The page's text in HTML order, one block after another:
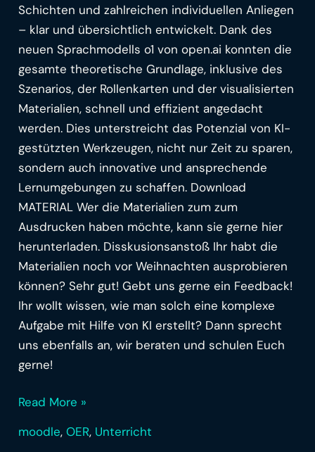
Schichten und zahlreichen individuellen Anliegen
– klar und übersichtlich entwickelt. Dank des
neuen Sprachmodells o1 von open.ai konnten die
gesamte theoretische Grundlage, inklusive des
Szenarios, der Rollenkarten und der visualisierten
Materialien, schnell und effizient angedacht
werden. Dies unterstreicht das Potenzial von KI-
gestützten Werkzeugen, nicht nur Zeit zu sparen,
sondern auch innovative und ansprechende
Lernumgebungen zu schaffen. Download
MATERIAL Wer die Materialien zum zum
Ausdrucken haben möchte, kann sie gerne hier
herunterladen. Disskusionsanstoß Ihr habt die
Materialien noch vor Weihnachten ausprobieren
können? Sehr gut! Gebt uns gerne ein Feedback!
Ihr wollt wissen, wie man solch eine komplexe
Aufgabe mit Hilfe von KI erstellt? Dann sprecht
uns ebenfalls an, wir beraten und schulen Euch
gerne!
Read More »
moodle,OER, Unterricht